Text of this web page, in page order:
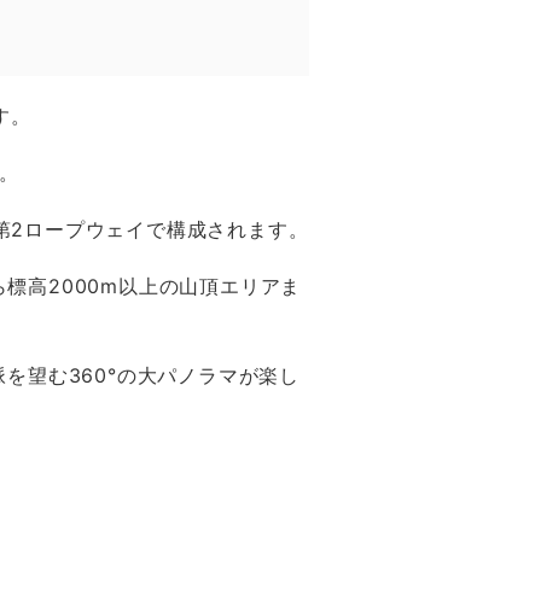
ロープウェイで構成されます。
高2000m以上の山頂エリアま
望む360°の大パノラマが楽し